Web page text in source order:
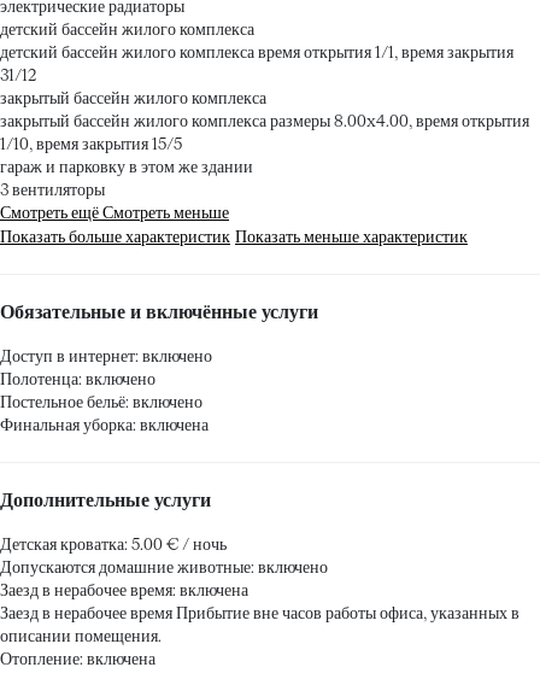
электрические радиаторы
детский бассейн жилого комплекса
детский бассейн жилого комплекса время открытия 1/1, время закрытия
31/12
закрытый бассейн жилого комплекса
закрытый бассейн жилого комплекса размеры 8.00x4.00, время открытия
1/10, время закрытия 15/5
гараж и парковку в этом же здании
3 вентиляторы
Смотреть ещё Смотреть меньше
Показать больше характеристик Показать меньше характеристик
Обязательные и включённые услуги
Доступ в интернет: включено
Полотенца: включено
Постельное бельё: включено
Финальная уборка: включена
Дополнительные услуги
Детская кроватка: 5.00 € / ночь
Допускаются домашние животные: включено
Заезд в нерабочее время: включена
Заезд в нерабочее время Прибытие вне часов работы офиса, указанных в
описании помещения.
Отопление: включена